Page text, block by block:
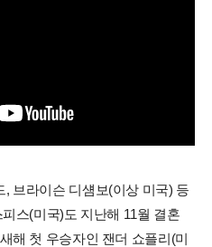
브라이슨 디섐보(이상 미국) 등
스(미국)도 지난해 11월 결혼
해 첫 우승자인 잰더 쇼플리(미